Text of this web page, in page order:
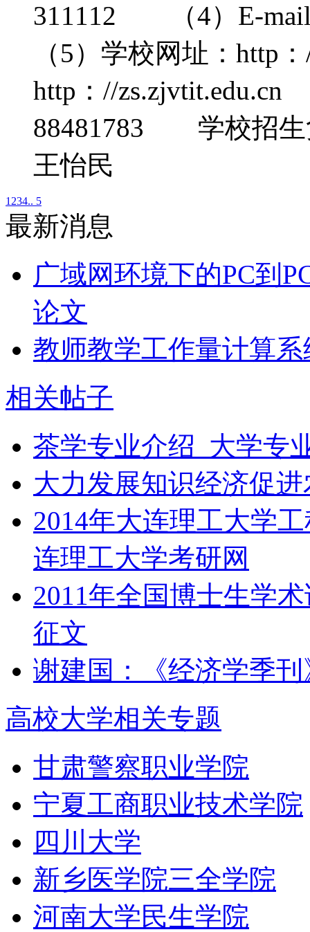
311112 （4）E-
（5）学校网址：http
http：//
88481783 学校招生
王怡民
1 234.. 5
最新消息
广域网环境下的PC到
论文
教师教学工作量计算
相关帖子
茶学专业介绍_大学专
大力发展知识经济促
2014年大连理工大学
连理工大学考研网
2011年全国博士生学
征文
谢建国：《经济学季
高校大学相关专题
甘肃警察职业学院
宁夏工商职业技术学院
四川大学
新乡医学院三全学院
河南大学民生学院